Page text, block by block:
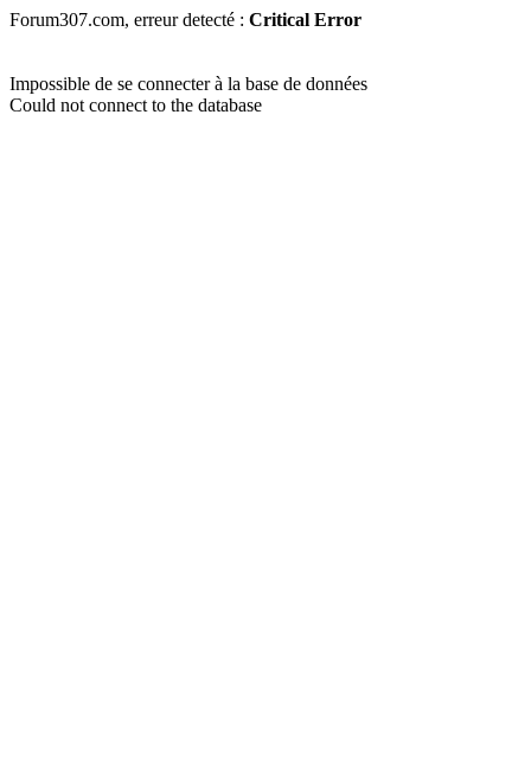
Forum307.com, erreur detecté : Critical Error
Impossible de se connecter à la base de données
Could not connect to the database